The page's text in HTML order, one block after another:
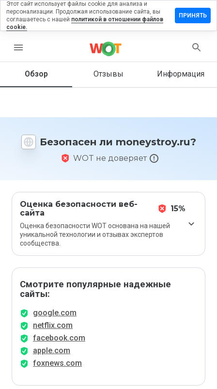
menu
Обзор Отзывы Информация
Безопасен ли moneystroy.ru?
WOT не доверяет
Оценка безопасности веб-
сайта
15%
Оценка безопасности WOT основана на нашей
уникальной технологии и отзывах экспертов
сообщества.
Смотрите популярные надежные
сайты:
google.com
netflix.com
facebook.com
apple.com
foxnews.com
на
Как бы
этот
1 до 5?
Этот сайт использует файлы cookie для анализа и
персонализации. Продолжая использование сайта, вы
соглашаетесь с нашей политикой в отношении файлов
cookie.
ПРИНЯТЬ